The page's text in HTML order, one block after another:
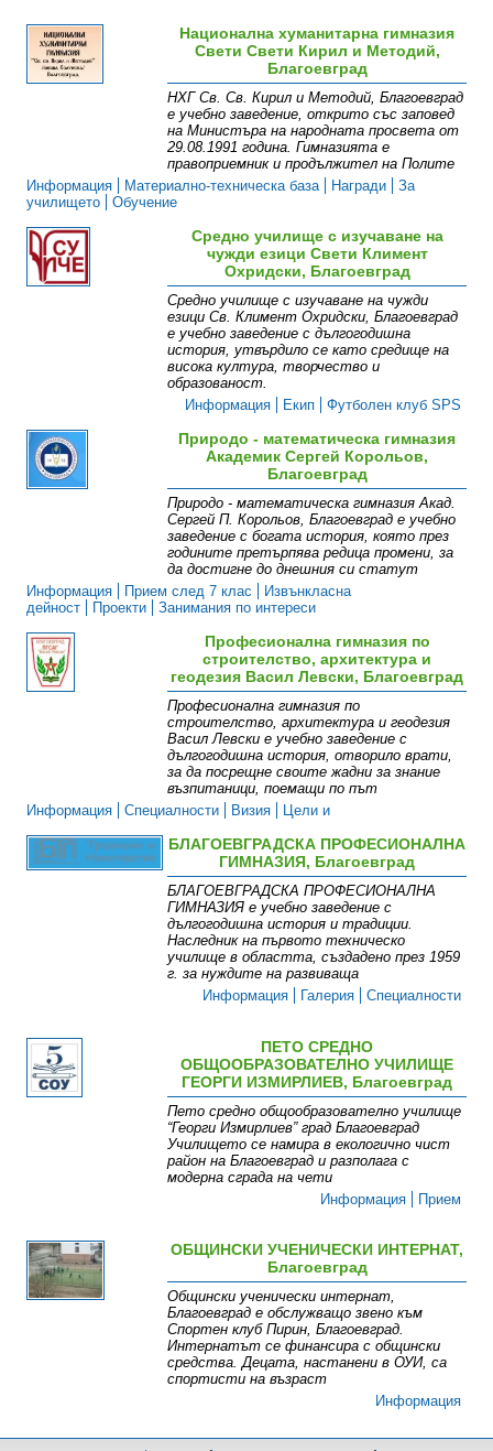
Национална хуманитарна гимназия
Свети Свети Кирил и Методий,
Благоевград
НХГ Св. Св. Кирил и Методий, Благоевград
е учебно заведение, открито със заповед
на Министъра на народната просвета от
29.08.1991 година. Гимназията е
правоприемник и продължител на Полите
Информация
Материално-техническа база Награди
За
училището
Обучение
Средно училище с изучаване на
чужди езици Свети Климент
Охридски, Благоевград
Средно училище с изучаване на чужди
езици Св. Климент Охридски, Благоевград
е учебно заведение с дългогодишна
история, утвърдило се като средище на
висока култура, творчество и
образованост.
Информация
Екип Футболен клуб SPS
Природо - математическа гимназия
Академик Сергей Корольов,
Благоевград
Природо - математическа гимназия Акад.
Сергей П. Корольов, Благоевград е учебно
заведение с богата история, която през
годините претърпява редица промени, за
да достигне до днешния си статут
Информация
Прием след 7 клас
Извънкласна
дейност
Проекти Занимания по интереси
Професионална гимназия по
строителство, архитектура и
геодезия Васил Левски, Благоевград
Професионална гимназия по
строителство, архитектура и геодезия
Васил Левски е учебно заведение с
дългогодишна история, отворило врати,
за да посрещне своите жадни за знание
възпитаници, поемащи по път
Информация
Специалности Визия
Цели и
БЛАГОЕВГРАДСКА ПРОФЕСИОНАЛНА
ГИМНАЗИЯ, Благоевград
БЛАГОЕВГРАДСКА ПРОФЕСИОНАЛНА
ГИМНАЗИЯ е учебно заведение с
дългогодишна история и традиции.
Наследник на първото техническо
училище в областта, създадено през 1959
г. за нуждите на развиваща
Информация
Галерия Специалности
ПЕТО СРЕДНО
ОБЩООБРАЗОВАТЕЛНО УЧИЛИЩЕ
ГЕОРГИ ИЗМИРЛИЕВ, Благоевград
Пето средно общообразователно училище
“Георги Измирлиев” град Благоевград
Училището се намира в екологично чист
район на Благоевград и разполага с
модерна сграда на чети
Информация
Прием
ОБЩИНСКИ УЧЕНИЧЕСКИ ИНТЕРНАТ,
Благоевград
Общински ученически интернат,
Благоевград е обслужващо звено към
Спортен клуб Пирин, Благоевград.
Интернатът се финансира с общински
средства. Децата, настанени в ОУИ, са
спортисти на възраст
Информация